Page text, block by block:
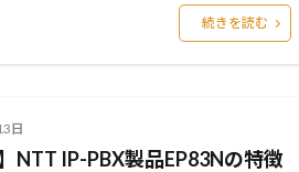
続きを読む
日
NTT IP-PBX製品EP83Nの特徴